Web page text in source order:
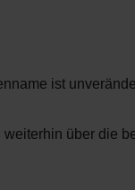
ist
über die